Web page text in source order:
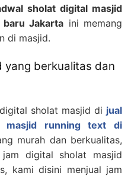
sholat digital masjid
Jakarta ini memang
di masjid.
yang berkualitas dan
sholat masjid di jual
masjid running text di
murah dan berkualitas,
digital sholat masjid
kami disini menjual jam